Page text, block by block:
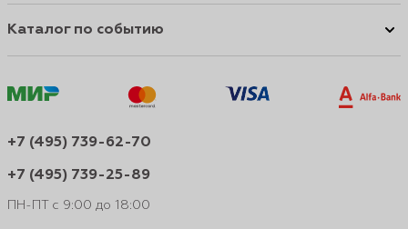
Каталог по событию
+7 (495) 739-62-70
+7 (495) 739-25-89
ПН-ПТ с 9:00 до 18:00